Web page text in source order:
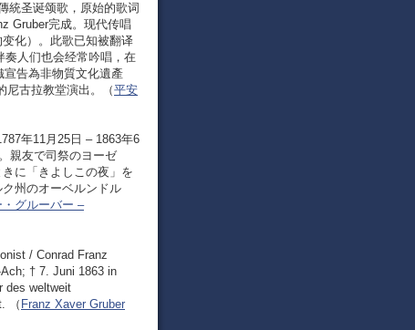
統圣诞颂歌，原始的歌词
Gruber完成。现代传唱
化）。此歌已知被翻译
奏人们也会经常吟唱，在
宣告為非物質文化遺產
尼古拉教堂演出。（平安
年11月25日 – 1863年6
親友で司祭のヨーゼ
に「きよしこの夜」を
州のオーベルンドル
グルーバー –
/ Conrad Franz
† 7. Juni 1863 in
des weltweit
（Franz Xaver Gruber